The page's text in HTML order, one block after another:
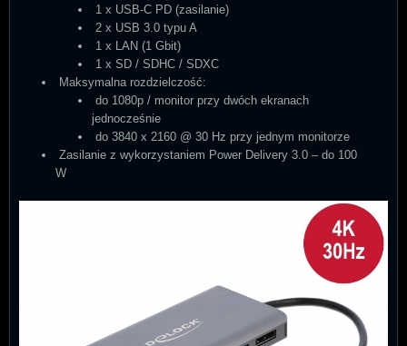
1 x USB-C PD (zasilanie)
2 x USB 3.0 typu A
1 x LAN (1 Gbit)
1 x SD / SDHC / SDXC
Maksymalna rozdzielczość:
do 1080p / monitor przy dwóch ekranach
jednocześnie
do 3840 x 2160 @ 30 Hz przy jednym monitorze
Zasilanie z wykorzystaniem Power Delivery 3.0 – do 100
W